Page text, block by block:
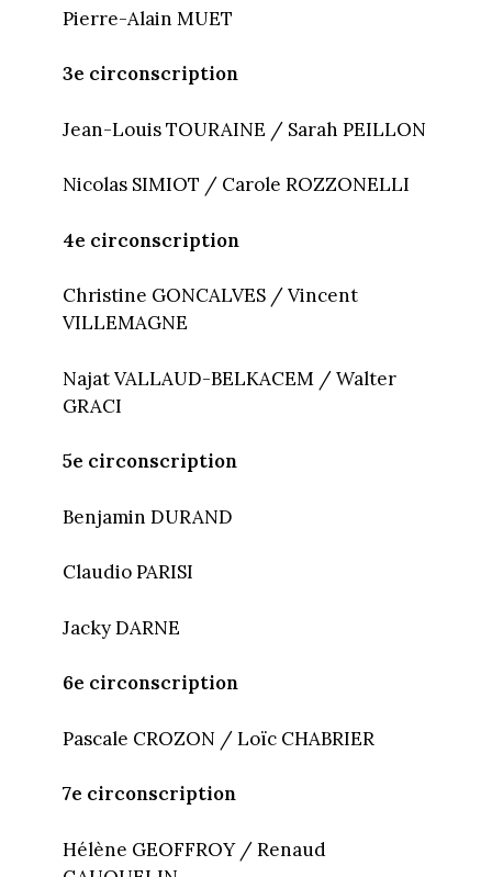
Pierre-Alain MUET
3e circonscription
Jean-Louis TOURAINE / Sarah PEILLON
Nicolas SIMIOT / Carole ROZZONELLI
4e circonscription
Christine GONCALVES / Vincent
VILLEMAGNE
Najat VALLAUD-BELKACEM / Walter
GRACI
5e circonscription
Benjamin DURAND
Claudio PARISI
Jacky DARNE
6e circonscription
Pascale CROZON / Loïc CHABRIER
7e circonscription
Hélène GEOFFROY / Renaud